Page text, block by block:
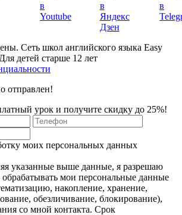
Сеть школ английского языка Easy
детей старше 12 лет
отправлен!
урок и получите скидку до 25%!
моих персональных данных
указанные выше данные, я разрешаю
мои персональные данные
накопление, хранение,
обезличивание, блокирование),
со мной контакта. Срок